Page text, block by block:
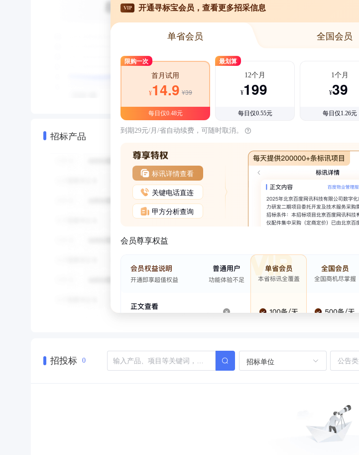
招标产品
VIP 开通寻标宝会员，查看更多招采信息
单省会员 全国会员
限购一次
首月试用
¥14.9 ¥39
每日仅0.48元
最划算
12个月
¥199
每日仅0.55元
1个月
¥39
每日仅1.26元
到期29元/月/省自动续费，可随时取消。
标讯详情查看
关键电话直连
甲方分析查询
会员尊享权益
招投标 0 招标单位